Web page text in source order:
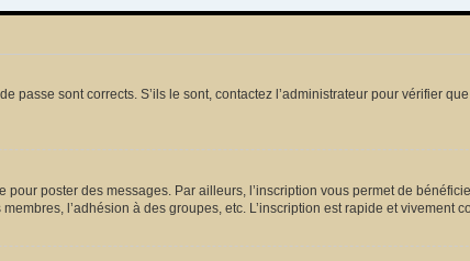
sont corrects. S’ils le sont, contactez l’administrateur pour vérifier
poster des messages. Par ailleurs, l’inscription vous permet de
l’adhésion à des groupes, etc. L’inscription est rapide et vivement